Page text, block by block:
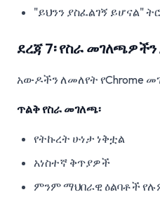
"ይህንን ያስፈልገኝ ይሆናል"
ደረጃ 7፡ የስራ
አውዶችን ለመለየት የChrome
ጥልቅ የስራ መገለጫ፡
የትኩረት ሁነታ ነቅቷል
አነስተኛ ቅጥያዎች
ምንም ማህበራዊ ዕልባቶች